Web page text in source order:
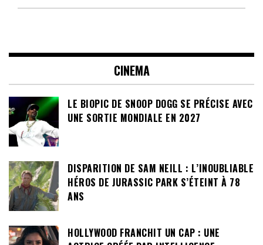
CINEMA
LE BIOPIC DE SNOOP DOGG SE PRÉCISE AVEC
UNE SORTIE MONDIALE EN 2027
DISPARITION DE SAM NEILL : L’INOUBLIABLE
HÉROS DE JURASSIC PARK S’ÉTEINT À 78
ANS
HOLLYWOOD FRANCHIT UN CAP : UNE